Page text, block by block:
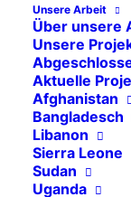
Unsere Arbeit
Über unsere
Unsere
Aktuelle
Afghanistan
Bangladesch
Libanon
Sierra Leone
Sudan
Uganda